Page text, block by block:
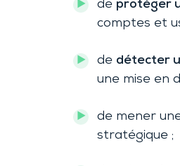
de protéger
comptes et
de détecter
une mise en
de mener
stratégique ;